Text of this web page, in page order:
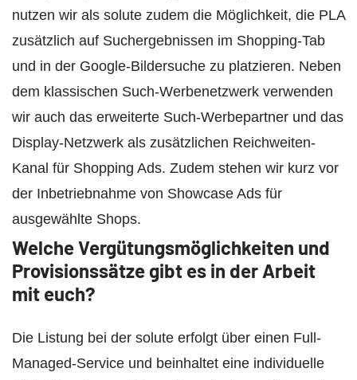
nutzen wir als solute zudem die Möglichkeit, die PLA
zusätzlich auf Suchergebnissen im Shopping-Tab
und in der Google-Bildersuche zu platzieren. Neben
dem klassischen Such-Werbenetzwerk verwenden
wir auch das erweiterte Such-Werbepartner und das
Display-Netzwerk als zusätzlichen Reichweiten-
Kanal für Shopping Ads. Zudem stehen wir kurz vor
der Inbetriebnahme von Showcase Ads für
ausgewählte Shops.
Welche Vergütungsmöglichkeiten und
Provisionssätze gibt es in der Arbeit
mit euch?
Die Listung bei der solute erfolgt über einen Full-
Managed-Service und beinhaltet eine individuelle